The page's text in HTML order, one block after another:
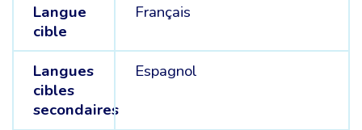
Langue
cible
Français
Langues
cibles
secondaires
Espagnol